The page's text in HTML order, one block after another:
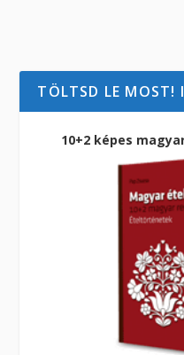
TÖLTSD LE MOST!
10+2 képes